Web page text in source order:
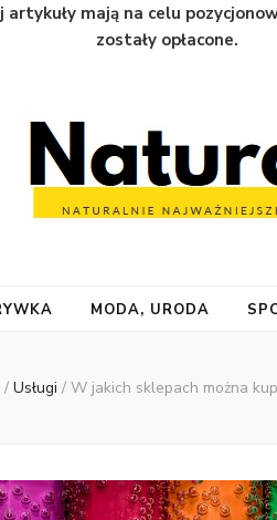
mają na celu
zostały opłacone.
MODA, URODA
/ Usługi / W jakich sklepach można